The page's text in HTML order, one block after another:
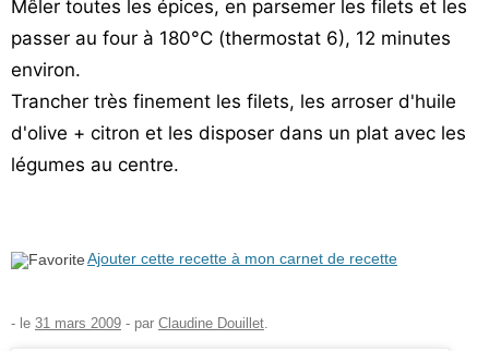
Mêler toutes les épices, en parsemer les filets et les
passer au four à 180°C (thermostat 6), 12 minutes
environ.
Trancher très finement les filets, les arroser d'huile
d'olive + citron et les disposer dans un plat avec les
légumes au centre.
Ajouter cette recette à mon carnet de recette
- le 31 mars 2009 - par Claudine Douillet